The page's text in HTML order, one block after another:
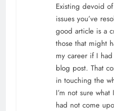
Existing devoid
issues you’ve
good article is a
those that might
my career if I
blog post. That
in touching the
I’m not sure
had not come